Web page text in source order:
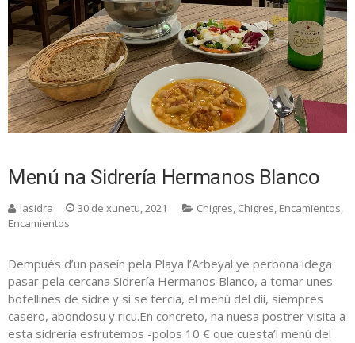
Menú na Sidrería Hermanos Blanco
lasidra 30 de xunetu, 2021 Chigres, Chigres, Encamientos,
Encamientos
Dempués d’un paseín pela Playa l’Arbeyal ye perbona idega
pasar pela cercana Sidrería Hermanos Blanco, a tomar unes
botellines de sidre y si se tercia, el menú del díi, siempres
casero, abondosu y ricu.En concreto, na nuesa postrer visita a
esta sidrería esfrutemos -polos 10 € que cuesta’l menú del